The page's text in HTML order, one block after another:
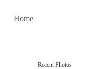
Home
Recent Photos